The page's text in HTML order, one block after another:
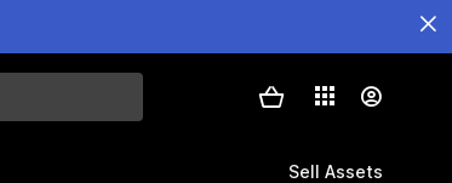
Sell Assets